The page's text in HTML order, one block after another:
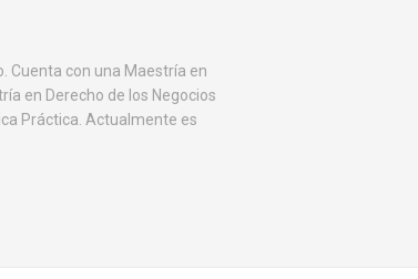
Cuenta con una Maestría en
en Derecho de los Negocios
Práctica. Actualmente es